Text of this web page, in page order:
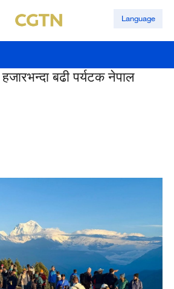
Language
बढी पर्यटक नेपाल